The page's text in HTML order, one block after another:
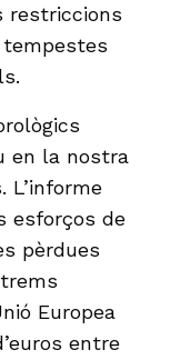
restriccions
tempestes
en la nostra
L’informe
esforços de
pèrdues
Europea
entre